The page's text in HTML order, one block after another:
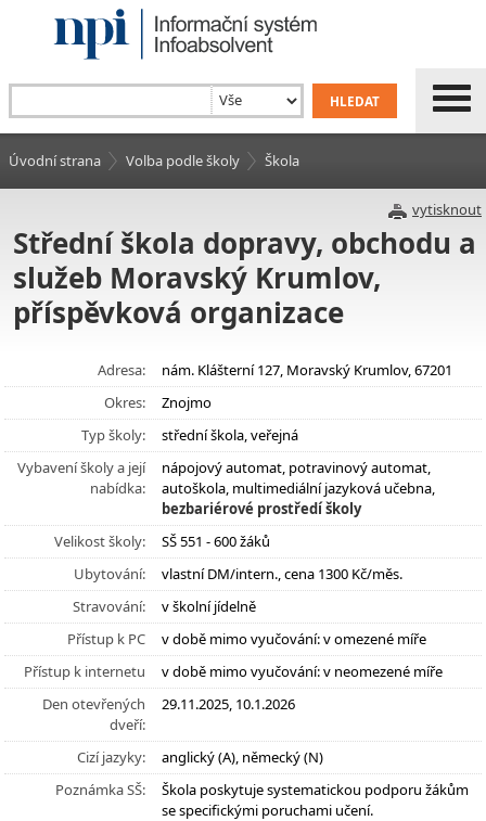
Úvodní strana Volba podle školy Škola
vytisknout
Střední škola dopravy, obchodu a
služeb Moravský Krumlov,
příspěvková organizace
Adresa:
nám. Klášterní 127, Moravský Krumlov, 67201
Okres:
Znojmo
Typ školy:
střední škola, veřejná
Vybavení školy a její
nabídka:
nápojový automat, potravinový automat,
autoškola, multimediální jazyková učebna,
bezbariérové prostředí školy
Velikost školy:
SŠ 551 - 600 žáků
Ubytování:
vlastní DM/intern., cena 1300 Kč/měs.
Stravování:
v školní jídelně
Přístup k PC
v době mimo vyučování: v omezené míře
Přístup k internetu
v době mimo vyučování: v neomezené míře
Den otevřených
dveří:
29.11.2025, 10.1.2026
Cizí jazyky:
anglický (A), německý (N)
Poznámka SŠ:
Škola poskytuje systematickou podporu žákům
se specifickými poruchami učení.